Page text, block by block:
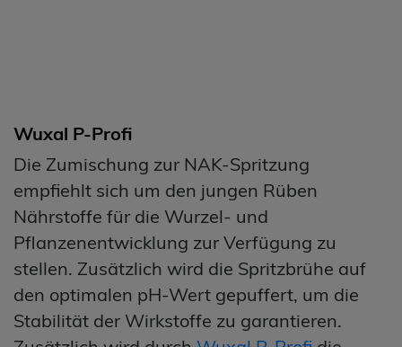
Wuxal P-Profi
Die Zumischung zur NAK-Spritzung
empfiehlt sich um den jungen Rüben
Nährstoffe für die Wurzel- und
Pflanzenentwicklung zur Verfügung zu
stellen. Zusätzlich wird die Spritzbrühe auf
den optimalen pH-Wert gepuffert, um die
Stabilität der Wirkstoffe zu garantieren.